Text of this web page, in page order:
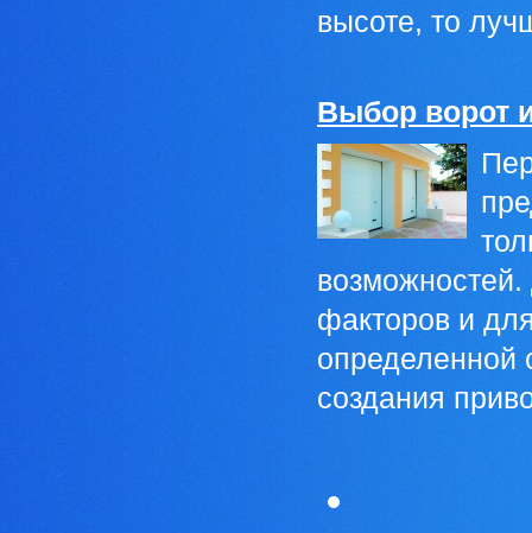
высоте, то
Выбор ворот
факторов и
определенной
создания